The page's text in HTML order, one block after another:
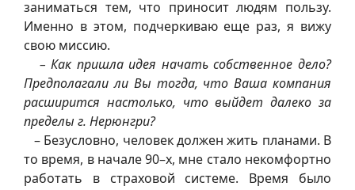
заниматься тем, что приносит людям пользу.
Именно в этом, подчеркиваю еще раз, я вижу
свою миссию.
– Как пришла идея начать собственное дело?
Предполагали ли Вы тогда, что Ваша компания
расширится настолько, что выйдет далеко за
пределы г. Нерюнгри?
– Безусловно, человек должен жить планами. В
то время, в начале 90–х, мне стало некомфортно
работать в страховой системе. Время было